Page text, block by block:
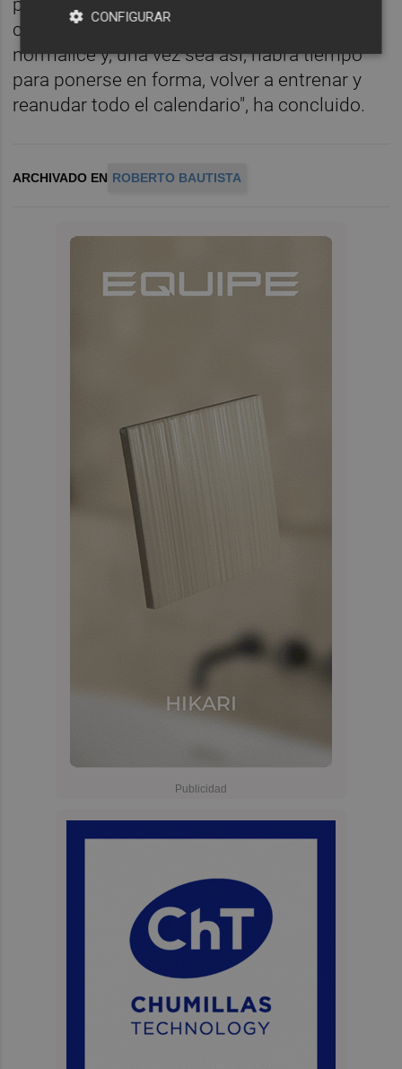
pueda retomarse en un futuro relativamente
cercano. "Hay que esperar a que todo se
normalice y, una vez sea así, habrá tiempo
para ponerse en forma, volver a entrenar y
reanudar todo el calendario", ha concluido.
ARCHIVADO EN ROBERTO BAUTISTA
CONFIGURAR